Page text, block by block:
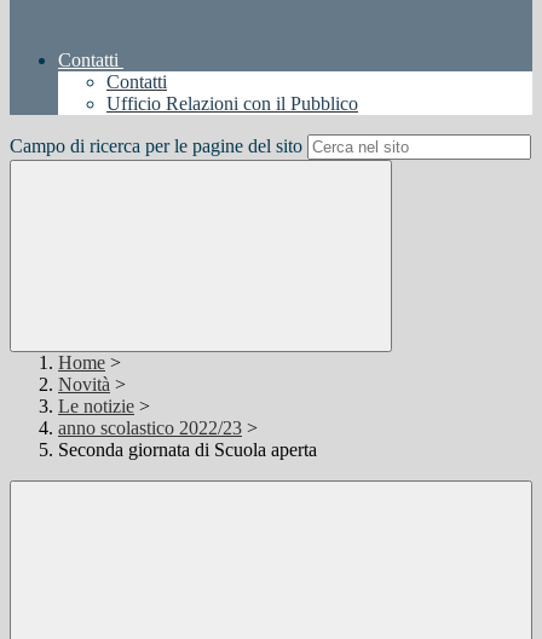
Contatti
Contatti
Ufficio Relazioni con il Pubblico
Campo di ricerca per le pagine del sito
Home >
Novità >
Le notizie >
anno scolastico 2022/23 >
Seconda giornata di Scuola aperta